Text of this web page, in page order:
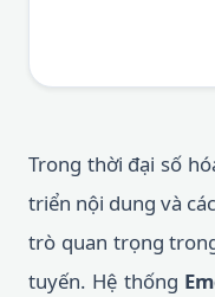
Trong thời đại số
triển nội dung và
trò quan trọng
tuyến. Hệ thống